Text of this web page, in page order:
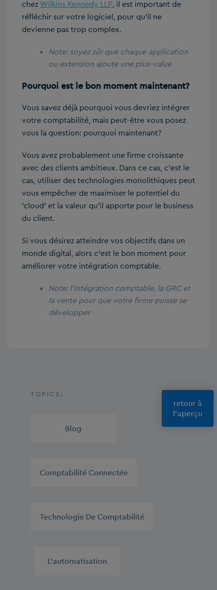
chezWilkins Kennedy LLP, il est important de
réfléchir sur votre logiciel, pour qu’il ne
devienne pas trop complex.
Note: soyez sûr que chaque application
ou extension ajoute une plus-value
Pourquoi est le bon moment maintenant?
Vous savez déjà pourquoi vous devriez intégrer
votre comptabilité, mais peut-être vous posez
vous la question: pourquoi maintenant?
Vous avez probablement une firme croissante
avec des clients ambitieux. Dans ce cas, c’est le
cas, utiliser des technologies monolithiques peut
vous empêcher de maximiser le potentiel du
‘cloud’ et la valeur qu’il apporte pour le business
du client.
Si vous désirez atteindre vos objectifs dans un
monde digital, alors c’est le bon moment pour
améliorer votre intégration comptable.
Note: l’intégration comptable, la GRC et
la vente pour que votre firme puisse se
développer
TOPICS:
Blog
Comptabilité Connectée
Technologie De Comptabilité
L'automatisation
retour à
l'aperçu